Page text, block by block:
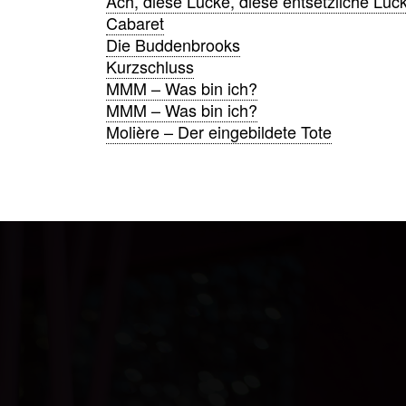
Cabaret
Die Buddenbrooks
Kurzschluss
MMM – Was bin ich?
MMM – Was bin ich?
Molière – Der eingebildete Tote